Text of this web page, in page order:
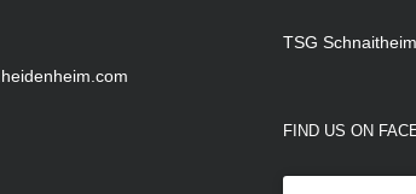
TSG Schnaitheim
FIND US ON